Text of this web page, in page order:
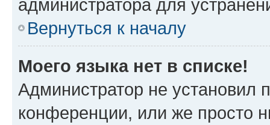
администратора для
Вернуться к началу
Моего языка нет в списке!
Администратор не установил
конференции, или же просто